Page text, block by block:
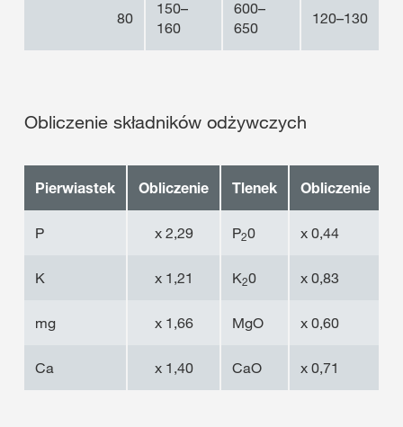
80
150–
160
600–
650
120–130
Obliczenie składników odżywczych
Pierwiastek Obliczenie Tlenek Obliczenie
P x 2,29 P20 x 0,44
K x 1,21 K20 x 0,83
mg x 1,66 MgO x 0,60
Ca x 1,40 CaO x 0,71